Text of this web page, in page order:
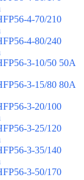
4-70/210
4-80/240
3-10/50 50А
3-15/80 80А
3-20/100
3-25/120
3-35/140
3-50/170